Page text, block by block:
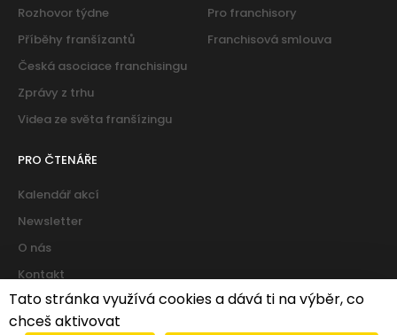
Rozhovor týdne
Příběhy franšízantů
Česká asociace franchisingu
Zprávy z trhu
Videa ze světa franšízingu
Pro franchisory
Franchisová smlouva
PRO ČTENÁŘE
Kalendář akcí
Newsletter
O nás
Kontakt
Tato stránka využívá cookies a dává ti na výběr, co
chceš aktivovat